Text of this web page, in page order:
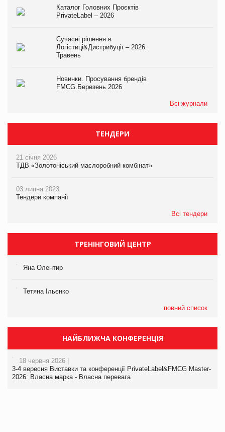
Каталог Головних Проєктів
PrivateLabel – 2026
Сучасні рішення в
Логістиці&Дистрибуції – 2026.
Травень
Новинки. Просування брендів
FMCG.Березень 2026
Всі журнали
ТЕНДЕРИ
21 січня 2026
ТДВ «Золотоніський маслоробний комбінат»
03 липня 2023
Тендери компанії
Всі тендери
ТРЕНІНГОВИЙ ЦЕНТР
Яна Олентир
Тетяна Ільєнко
повний список
НАЙБЛИЖЧА КОНФЕРЕНЦІЯ
18 червня 2026 |
3-4 вересня Виставки та конференції PrivateLabel&FMCG Master-
2026: Власна марка - Власна перевага